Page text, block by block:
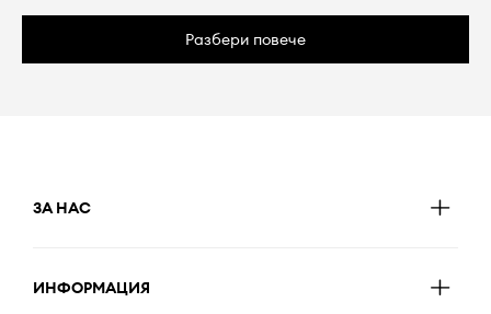
Разбери повече
ЗА НАС
ИНФОРМАЦИЯ